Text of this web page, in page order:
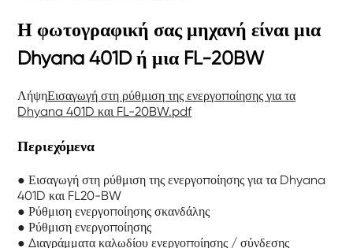
Η φωτογραφική σας μηχανή είναι μια
Dhyana 401D ή μια FL-20BW
ΛήψηΕισαγωγή στη ρύθμιση της ενεργοποίησης για τα
Dhyana 401D και FL-20BW.pdf
Περιεχόμενα
● Εισαγωγή στη ρύθμιση της ενεργοποίησης για τα Dhyana
401D και FL20-BW
● Ρύθμιση ενεργοποίησης σκανδάλης
● Ρύθμιση ενεργοποίησης
● Διαγράμματα καλωδίου ενεργοποίησης / σύνδεσης